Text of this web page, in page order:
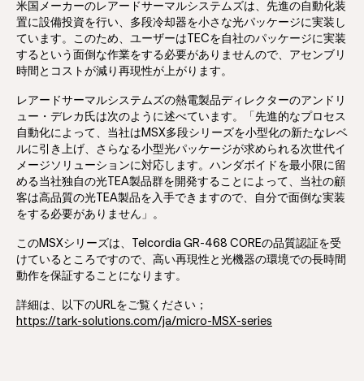
米国メーカーのレアードサーマルシステムズは、先進の自動化装
置に設備投資を行い、多段冷却器を小さな光パッケージに実装し
ています。このため、ユーザーはTECを自社のパッケージに実装
するという面倒な作業をする必要がありませんので、アセンブリ
時間とコストが減り再現性が上がります。
レアードサーマルシステムズの熱電製品ディレクターのアンドリ
ュー・デレカ氏は次のように述べています。「先進的なプロセス
自動化によって、当社はMSX多段シリーズを小型化の新たなレベ
ルに引き上げ、さらなる小型光パッケージが求められる次世代イ
メージソリューションに対応します。ハンダボイドを最小限に留
める当社独自の光TEA製品群を開発することによって、当社の顧
客は高品質の光TEA製品を入手できますので、自分で面倒な実装
をする必要がありません」。
このMSXシリーズは、Telcordia GR-468 COREの品質認証を受
けているところですので、高い再現性と光機器の環境での長時間
動作を保証することになります。
詳細は、以下のURLをご覧ください；
https://tark-solutions.com/ja/micro-MSX-series